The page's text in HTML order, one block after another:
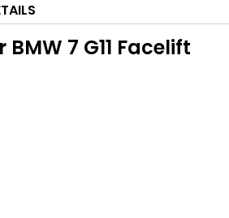
7 G11 Facelift